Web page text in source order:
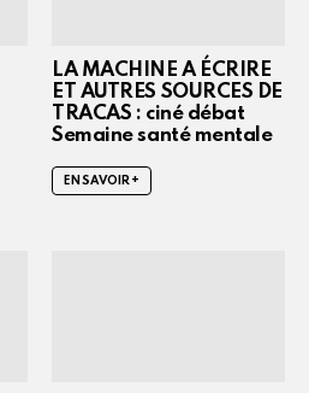
LA MACHINE A ÉCRIRE
ET AUTRES SOURCES DE
TRACAS : ciné débat
Semaine santé mentale
EN SAVOIR +